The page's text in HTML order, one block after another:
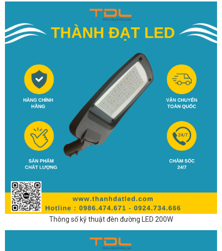
Thông số kỹ thuật đèn đường LED 200W